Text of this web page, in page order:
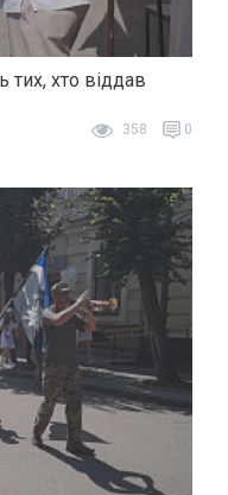
хто віддав
358 0